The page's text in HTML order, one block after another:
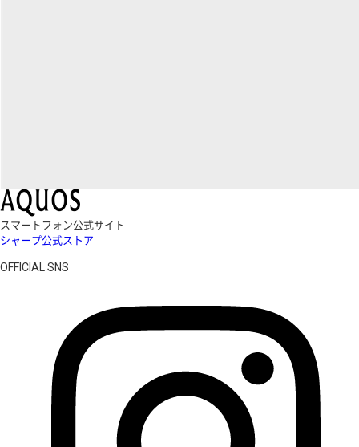
スマートフォン公式サイト
シャープ公式ストア
OFFICIAL SNS